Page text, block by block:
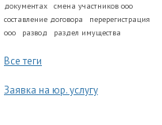
документах
смена участников ооо
составление договора
перерегистрация
ооо
развод раздел имущества
Все теги
Заявка на юр. услугу